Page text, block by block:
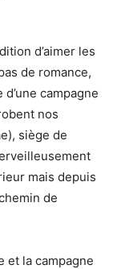
d’aimer les
de romance,
campagne
nos
siège de
mais depuis
de
et la campagne